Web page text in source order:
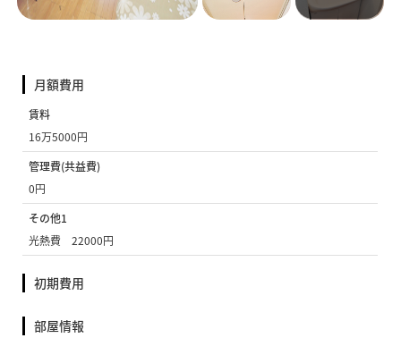
月額費用
賃料
16万5000円
管理費(共益費)
0円
その他1
光熱費 22000円
初期費用
部屋情報